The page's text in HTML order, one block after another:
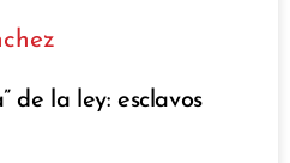
de la ley: esclavos